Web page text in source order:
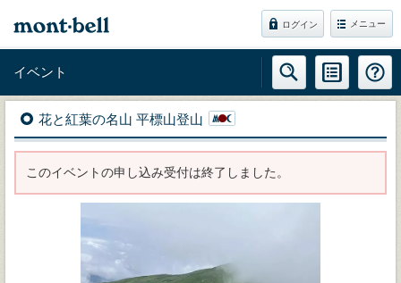
ログイン メニュー
イベント
花と紅葉の名山 平標山登山
このイベントの申し込み受付は終了しました。